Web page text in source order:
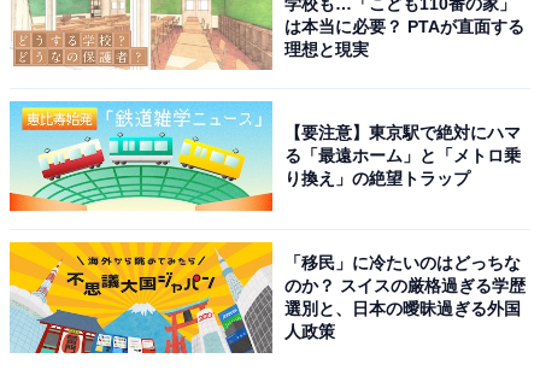
ハイコーキ「RA18DA」
HiKOKI(ハイコーキ) 18V エアダスター 小型 軽量 高風速
122m/sc RA18DA 無段階風速調整機能付き 蓄電池・充電
器別売り 充電式 エアブローガン エアダスターガン
RA18DA (NN)
は本当に必要？ PTAが直面する
理想と現実
【要注意】東京駅で絶対にハマ
る「最遠ホーム」と「メトロ乗
り換え」の絶望トラップ
「移民」に冷たいのはどっちな
のか？ スイスの厳格過ぎる学歴
選別と、日本の曖昧過ぎる外国
人政策